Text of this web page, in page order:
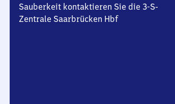
Sauberkeit kontaktieren Sie die 3-S-
Zentrale Saarbrücken Hbf